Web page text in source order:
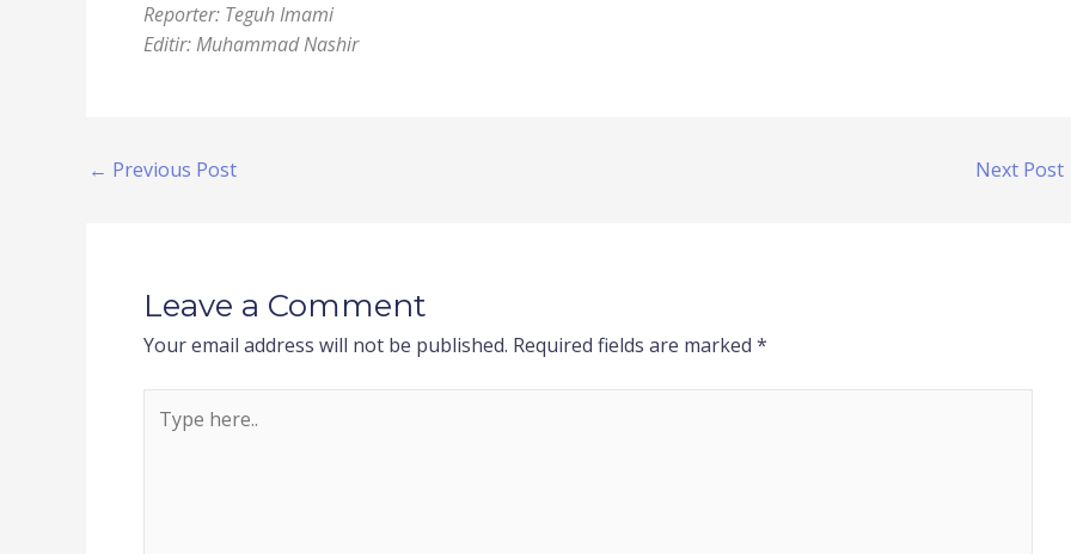
Reporter: Teguh Imami
Editir: Muhammad Nashir
← Previous Post Next Post
Leave a Comment
Your email address will not be published. Required fields are marked *
here..